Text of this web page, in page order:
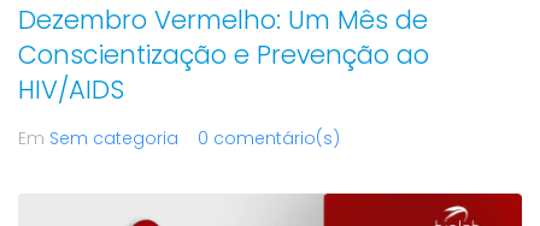
Dezembro Vermelho: Um Mês de
Conscientização e Prevenção ao
HIV/AIDS
Em Sem categoria 0 comentário(s)